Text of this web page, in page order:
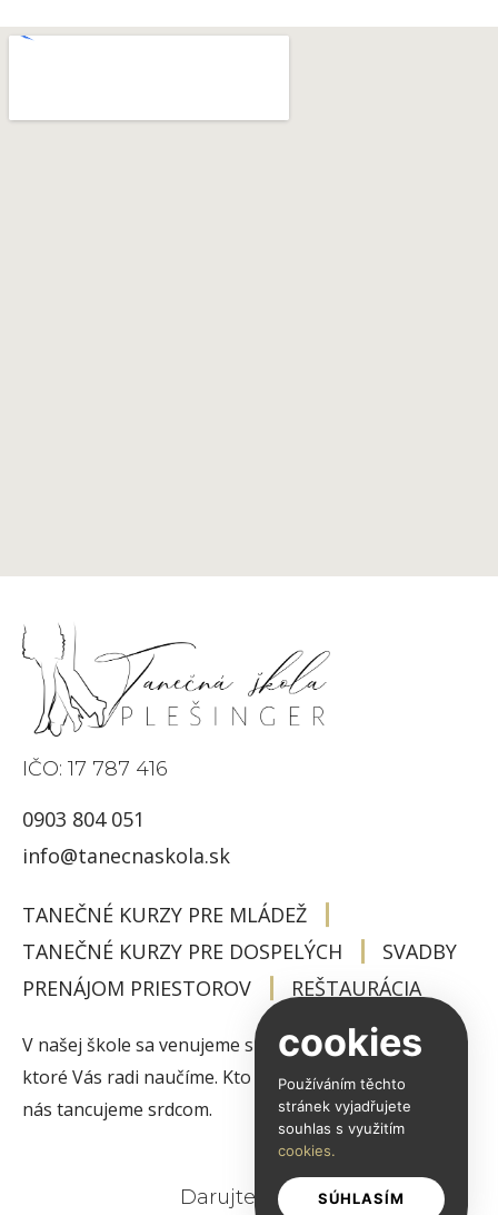
IČO: 17 787 416
0903 804 051
info@tanecnaskola.sk
TANEČNÉ KURZY PRE MLÁDEŽ
TANEČNÉ KURZY PRE DOSPELÝCH
SVADBY
PRENÁJOM PRIESTOROV
REŠTAURÁCIA
V našej škole sa venujeme spoločenským tancom,
ktoré Vás radi naučíme. Kto neskúsi nevie. Príďte – u
nás tancujeme srdcom.
Darujte tanec
cookies
Používáním těchto
stránek vyjadřujete
souhlas s využitím
cookies.
SÚHLASÍM